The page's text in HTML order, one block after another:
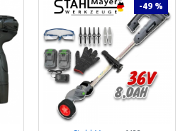
-49 %